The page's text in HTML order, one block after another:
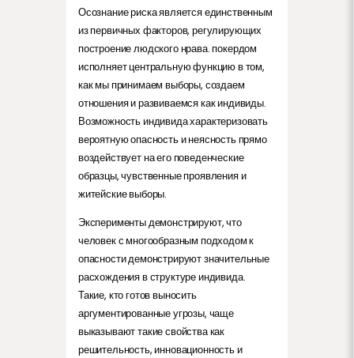
Осознание риска является единственным
из первичных факторов, регулирующих
построение людского нрава. покердом
исполняет центральную функцию в том,
как мы принимаем выборы, создаем
отношения и развиваемся как индивиды.
Возможность индивида характеризовать
вероятную опасность и неясность прямо
воздействует на его поведенческие
образцы, чувственные проявления и
житейские выборы.
Эксперименты демонстрируют, что
человек с многообразным подходом к
опасности демонстрируют значительные
расхождения в структуре индивида.
Такие, кто готов выносить
аргументированные угрозы, чаще
выказывают такие свойства как
решительность, инновационность и